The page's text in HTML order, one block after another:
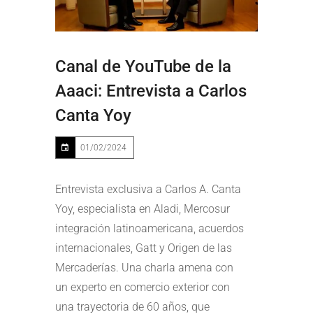
Canal de YouTube de la
Aaaci: Entrevista a Carlos
Canta Yoy
01/02/2024
Entrevista exclusiva a Carlos A. Canta
Yoy, especialista en Aladi, Mercosur
integración latinoamericana, acuerdos
internacionales, Gatt y Origen de las
Mercaderías. Una charla amena con
un experto en comercio exterior con
una trayectoria de 60 años, que